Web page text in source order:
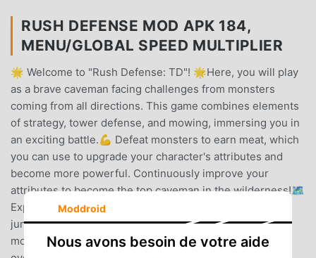
RUSH DEFENSE MOD APK 184,
MENU/GLOBAL SPEED MULTIPLIER
🌟 Welcome to "Rush Defense: TD"! 🌟Here, you will play
as a brave caveman facing challenges from monsters
coming from all directions. This game combines elements
of strategy, tower defense, and mowing, immersing you in
an exciting battle.💪 Defeat monsters to earn meat, which
you can use to upgrade your character's attributes and
become more powerful. Continuously improve your
attributes to become the top caveman in the wilderness!🗺️
Explore various combat maps, including ocean, desert,
jungle, and more. Each map has unique terrain and
monsters, requiring you to devise different strategies to
Moddroid
Nous avons besoin de votre aide